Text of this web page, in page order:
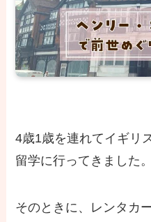
4歳1歳を連れてイギリ
留学に行ってきました。
そのときに、レンタカ